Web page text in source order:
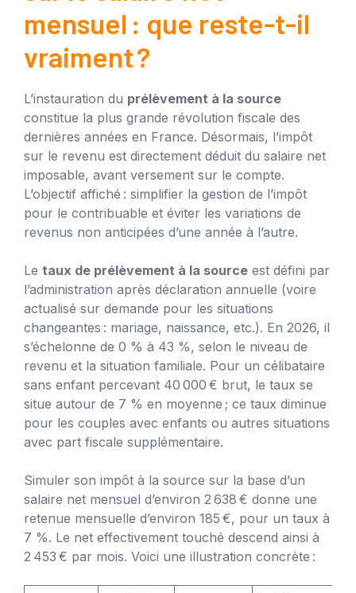
mensuel : que reste-t-il
vraiment ?
L’instauration du prélèvement à la source
constitue la plus grande révolution fiscale des
dernières années en France. Désormais, l’impôt
sur le revenu est directement déduit du salaire net
imposable, avant versement sur le compte.
L’objectif affiché : simplifier la gestion de l’impôt
pour le contribuable et éviter les variations de
revenus non anticipées d’une année à l’autre.
Le taux de prélèvement à la source est défini par
l’administration après déclaration annuelle (voire
actualisé sur demande pour les situations
changeantes : mariage, naissance, etc.). En 2026, il
s’échelonne de 0 % à 43 %, selon le niveau de
revenu et la situation familiale. Pour un célibataire
sans enfant percevant 40 000 € brut, le taux se
situe autour de 7 % en moyenne ; ce taux diminue
pour les couples avec enfants ou autres situations
avec part fiscale supplémentaire.
Simuler son impôt à la source sur la base d’un
salaire net mensuel d’environ 2 638 € donne une
retenue mensuelle d’environ 185 €, pour un taux à
7 %. Le net effectivement touché descend ainsi à
2 453 € par mois. Voici une illustration concrète :